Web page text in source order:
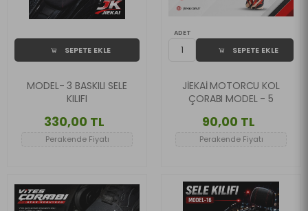
SEPETE EKLE
MODEL- 3 BASKILI SELE
KILIFI
330,00 TL
Perakende Fiyatı
ADET
SEPETE EKLE
JİEKAİ MOTORCU KOL
ÇORABI MODEL - 5
90,00 TL
Perakende Fiyatı